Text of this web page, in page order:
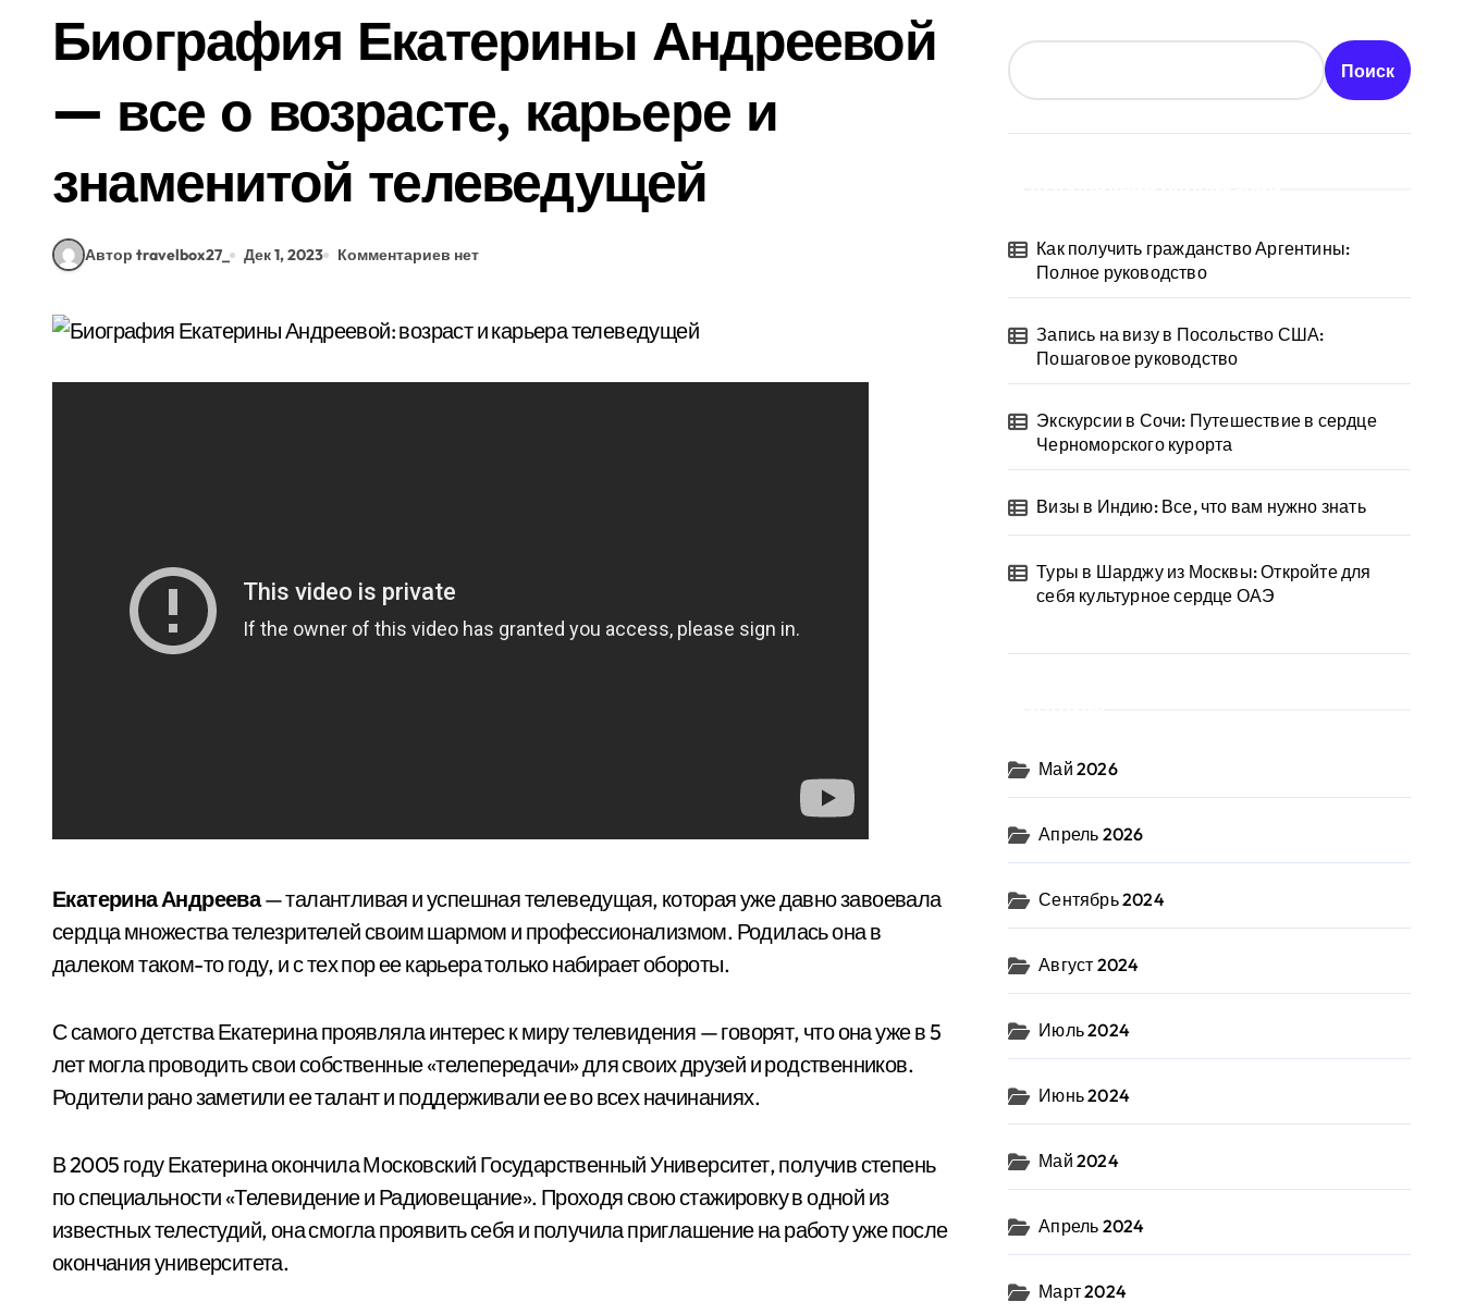
Биография Екатерины Андреевой
— все о возрасте, карьере и
знаменитой телеведущей
Автор travelbox27_ Дек 1, 2023 Комментариев нет
Екатерина Андреева— талантливая и успешная телеведущая, которая уже давно завоевала
сердца множества телезрителей своим шармом и профессионализмом. Родилась она в
далеком таком-то году, и с тех пор ее карьера только набирает обороты.
С самого детства Екатерина проявляла интерес к миру телевидения — говорят, что она уже в 5
лет могла проводить свои собственные «телепередачи» для своих друзей и родственников.
Родители рано заметили ее талант и поддерживали ее во всех начинаниях.
В 2005 году Екатерина окончила Московский Государственный Университет, получив степень
по специальности «Телевидение и Радиовещание». Проходя свою стажировку в одной из
известных телестудий, она смогла проявить себя и получила приглашение на работу уже после
окончания университета.
Поиск
Как получить гражданство Аргентины:
Полное руководство
Запись на визу в Посольство США:
Пошаговое руководство
Экскурсии в Сочи: Путешествие в сердце
Черноморского курорта
Визы в Индию: Все, что вам нужно знать
Туры в Шарджу из Москвы: Откройте для
себя культурное сердце ОАЭ
Май 2026
Апрель 2026
Сентябрь 2024
Август 2024
Июль 2024
Июнь 2024
Май 2024
Апрель 2024
Март 2024